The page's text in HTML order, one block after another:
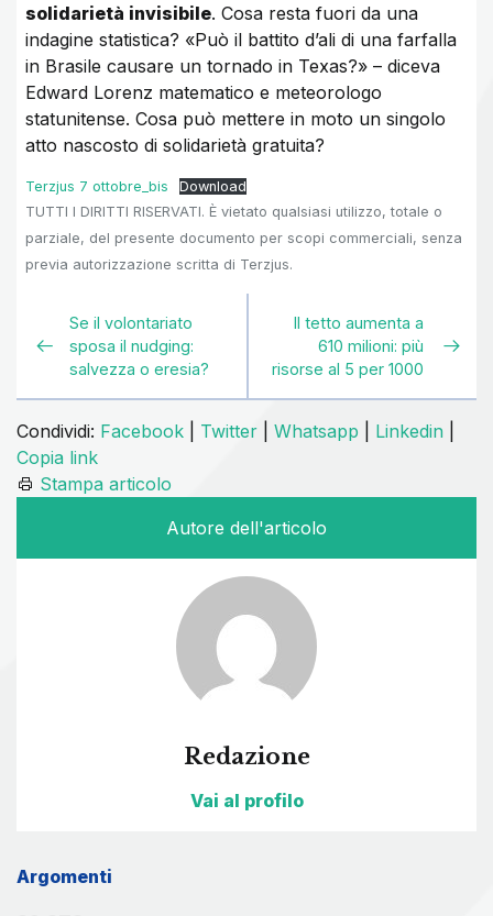
solidarietà invisibile. Cosa resta fuori da una
indagine statistica? «Può il battito d’ali di una farfalla
in Brasile causare un tornado in Texas?» – diceva
Edward Lorenz matematico e meteorologo
statunitense. Cosa può mettere in moto un singolo
atto nascosto di solidarietà gratuita?
Terzjus 7 ottobre_bis
Download
TUTTI I DIRITTI RISERVATI. È vietato qualsiasi utilizzo, totale o
parziale, del presente documento per scopi commerciali, senza
previa autorizzazione scritta di Terzjus.
Se il volontariato
sposa il nudging:
salvezza o eresia?
Il tetto aumenta a
610 milioni: più
risorse al 5 per 1000
Condividi: Facebook Twitter Whatsapp Linkedin
Copia link
Stampa articolo
Autore dell'articolo
Redazione
Vai al profilo
Argomenti